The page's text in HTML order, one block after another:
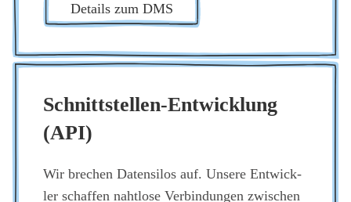
Details zum DMS
Schnitt­stel­len-Ent­wick­lung
(API)
Wir bre­chen Daten­si­los auf. Unse­re Ent­wick­
ler schaf­fen naht­lo­se Ver­bin­dun­gen zwi­schen